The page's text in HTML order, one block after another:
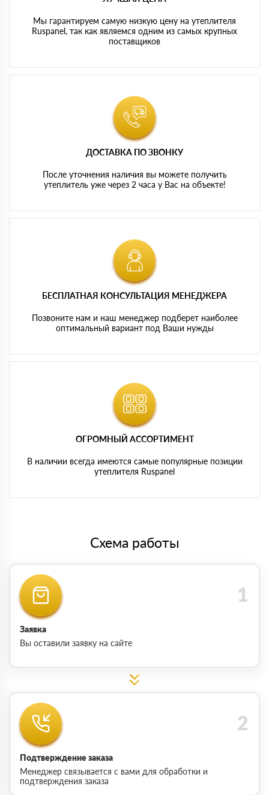
Мы гарантируем самую низкую цену на утеплителя
Ruspanel, так как являемся одним из самых крупных
поставщиков
ДОСТАВКА ПО ЗВОНКУ
После уточнения наличия вы можете получить
утеплитель уже через 2 часа у Вас на объекте!
БЕСПЛАТНАЯ КОНСУЛЬТАЦИЯ МЕНЕДЖЕРА
Позвоните нам и наш менеджер подберет наиболее
оптимальный вариант под Ваши нужды
ОГРОМНЫЙ АССОРТИМЕНТ
В наличии всегда имеются самые популярные позиции
утеплителя Ruspanel
Схема работы
Заявка
Вы оставили заявку на сайте
Подтверждение заказа
Менеджер связывается с вами для обработки и
подтверждения заказа